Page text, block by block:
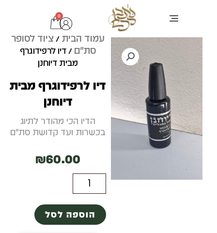
0
עגלת
קניותעמוד הבית / ציוד לסופר
סת"ם / דיו לרפידוגרף
מבית דיוחנן
דיו לרפידוגרף מבית
דיוחנן
הדיו הכי מהודר לתיוג
בכשרות ועד קדושת סת"ם
₪60.00
כמות
של
דיוהוספה לסל